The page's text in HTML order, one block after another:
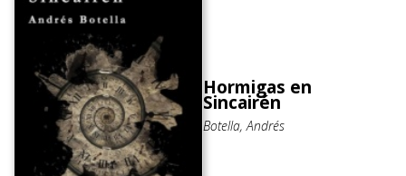
Hormigas en
Sincairén
Botella, Andrés